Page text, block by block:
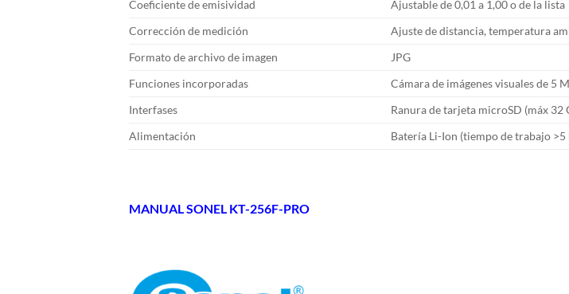
Coeficiente de emisividad
Ajustable de 0,01 a 1,00 o de la lista
Corrección de medición
Ajuste de distancia, temperatura
Formato de archivo de imagen
JPG
Funciones incorporadas
Cámara de imágenes visuales de 5
Interfases
Ranura de tarjeta microSD (máx
Alimentación
Batería Li-Ion (tiempo de trabajo
MANUAL SONEL KT-256F-PRO